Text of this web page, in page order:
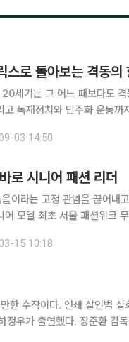
스로 돌아보는 격동의
세기는 그 어느 때보다도
고 독재정치와 민주화 운동까
03 14:50
로 시니어 패션 리더
음이라는 고정 관념을 끊어내
어 모델 최초 서울 패션위크
람. 그들만의 패션 포인트와
15 10:18
한 수작이다. 연쇄 살인범
우가 출연했다. 장준환 감